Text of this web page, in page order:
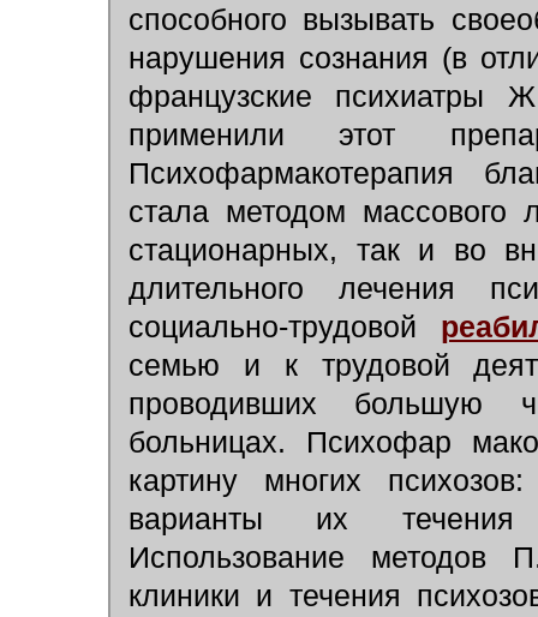
способного вызывать
нарушения сознания (в
французские
применили этот
Психофармакотерапия
стала методом массового
стационарных, так и во
длительного лечения
социально-трудовой
семью и к трудовой
проводивших большую
больницах. Психофар
картину многих
варианты их
Использование методов
клиники и течения